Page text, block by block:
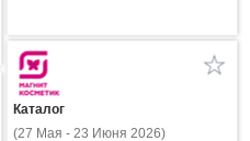
Каталог
(27 Мая - 23 Июня 2026)